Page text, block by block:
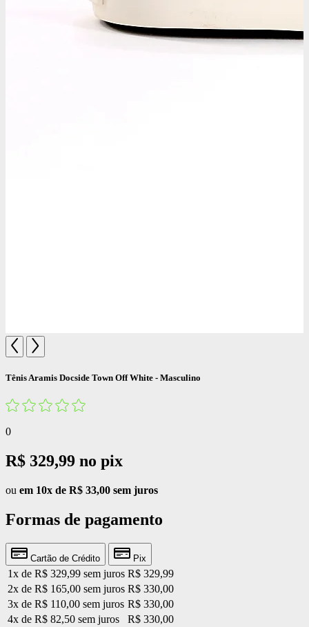
Tênis Aramis Docside Town Off White - Masculino
0
R$ 329,99 no pix
ou em 10x de R$ 33,00 sem juros
Formas de pagamento
Cartão de Crédito Pix
1x de R$ 329,99 sem juros R$ 329,99
2x de R$ 165,00 sem juros R$ 330,00
3x de R$ 110,00 sem juros R$ 330,00
4x de R$ 82,50 sem juros
R$ 330,00